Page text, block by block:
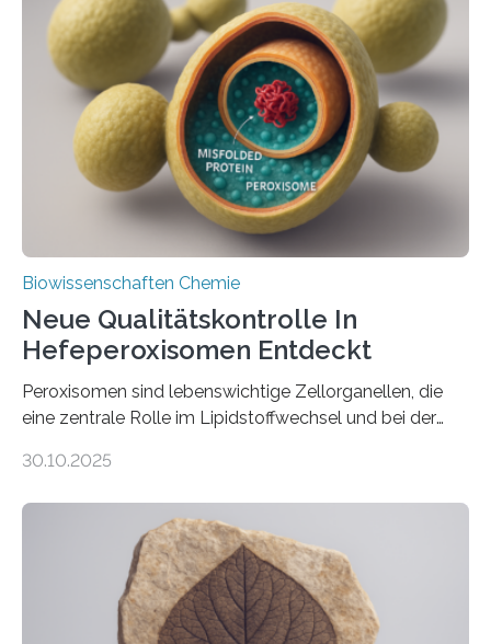
Biowissenschaften Chemie
Neue Qualitätskontrolle In
Hefeperoxisomen Entdeckt
Peroxisomen sind lebenswichtige Zellorganellen, die
eine zentrale Rolle im Lipidstoffwechsel und bei der
erfüllen können, müssen zahlreiche Enzyme präzise in
der Ruhr-Universität Bochum um Prof. Dr. Ralf Erdmann
und Dr. Ismaila Francis Yusuf hat nun einen bislang
unbekannten Qualitätskontrollmechanismus des
peroxisomalen Proteintransports in der Bäckerhefe
Saccharomyces cerevisiae entdeckt, der für die
30.10.2025